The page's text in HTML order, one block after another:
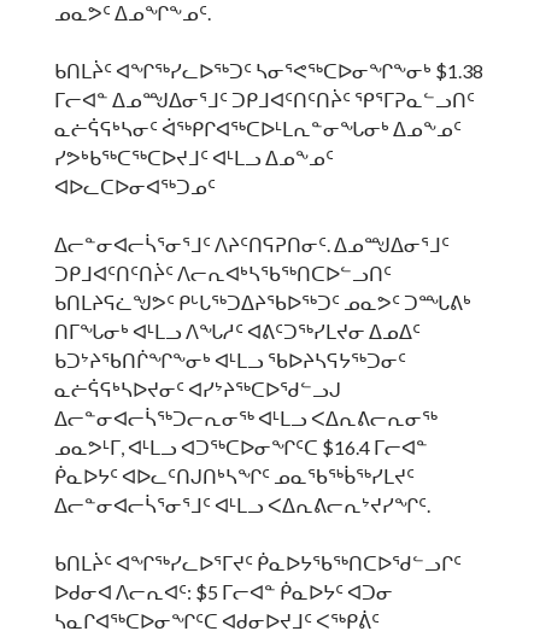
ᓄᓇᕗᑦ ᐃᓄᖏᖕᓄᑦ.
ᑲᑎᒪᔩᑦ ᐊᖏᖅᓯᓚᐅᖅᑐᑦ ᓴᓂᕐᕙᖅᑕᐅᓂᖏᖕᓂᒃ $1.38
ᒥᓕᐊᓐ ᐃᓄᙳᐃᓂᕐᒧᑦ ᑐᑭᒧᐊᑦᑎᑦᑎᔩᑦ ᕿᕐᒥᕈᓇᓪᓗᑎᑦ
ᓇᓖᕌᕋᒃᓴᓂᑦ ᐋᖅᑭᒋᐊᖅᑕᐅᒻᒪᕆᓐᓂᖓᓂᒃ ᐃᓄᖕᓄᑦ
ᓯᕗᒃᑲᖅᑕᖅᑕᐅᔪᒧᑦ ᐊᒻᒪᓗ ᐃᓄᖕᓄᑦ
ᐊᐅᓚᑕᐅᓂᐊᖅᑐᓄᑦ
ᐃᓕᓐᓂᐊᓕᓵᕐᓂᕐᒧᑦ ᐱᔨᑦᑎᕋᕈᑎᓂᑦ. ᐃᓄᙳᐃᓂᕐᒧᑦ
ᑐᑭᒧᐊᑦᑎᑦᑎᔩᑦ ᐱᓕᕆᐊᒃᓴᖃᖅᑎᑕᐅᓪᓗᑎᑦ
ᑲᑎᒪᔨᕋᓛᖑᕗᑦ ᑭᒡᒐᖅᑐᐃᔨᖃᐅᖅᑐᑦ ᓄᓇᕗᑦ ᑐᙵᕕᒃ
ᑎᒥᖓᓂᒃ ᐊᒻᒪᓗ ᐱᖓᓱᑦ ᐊᕕᑦᑐᖅᓯᒪᔪᓂ ᐃᓄᐃᑦ
ᑲᑐᔾᔨᖃᑎᒌᖏᖕᓂᒃ ᐊᒻᒪᓗ ᖃᐅᔨᓴᕋᔭᖅᑐᓂᑦ
ᓇᓖᕌᕋᒃᓴᐅᔪᓂᑦ ᐊᓯᔾᔨᖅᑕᐅᖁᓪᓗᒍ
ᐃᓕᓐᓂᐊᓕᓵᖅᑐᓕᕆᓂᖅ ᐊᒻᒪᓗ ᐸᐃᕆᕕᓕᕆᓂᖅ
ᓄᓇᕗᒻᒥ, ᐊᒻᒪᓗ ᐊᑐᖅᑕᐅᓂᖏᑦᑕ $16.4 ᒥᓕᐊᓐ
ᑮᓇᐅᔭᑦ ᐊᐅᓚᑦᑎᒍᑎᒃᓴᖏᑦ ᓄᓇᖃᖅᑳᖅᓯᒪᔪᑦ
ᐃᓕᓐᓂᐊᓕᓵᕐᓂᕐᒧᑦ ᐊᒻᒪᓗ ᐸᐃᕆᕕᓕᕆᔾᔪᓯᖏᑦ.
ᑲᑎᒪᔩᑦ ᐊᖏᖅᓯᓚᐅᕐᒥᔪᑦ ᑮᓇᐅᔭᖃᖅᑎᑕᐅᖁᓪᓗᒋᑦ
ᐅᑯᓂᐊ ᐱᓕᕆᐊᑦ: $5 ᒥᓕᐊᓐ ᑮᓇᐅᔭᑦ ᐊᑐᓂ
ᓴᓇᒋᐊᖅᑕᐅᓂᖏᑦᑕ ᐊᑯᓂᐅᔪᒧᑦ ᐸᖅᑭᕖᑦ